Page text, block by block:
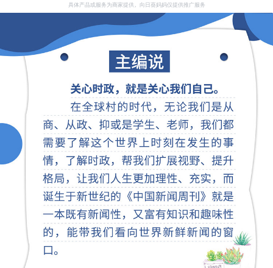
周出刊时统一发。
注意：一个月几周发几期，遇上法定节假日会有休刊
一期，正常是一个月3~5期进行正常发货
出版社： 《中国新闻周刊》杂志社
ISBN版号：CN11-5313/G2
发货政策：
1 .当月下单，下月起订，每个月底发货， 周末和法定节假
日不发货，顺延至工作日发货。后续需等每月杂志出刊后
再发货。
2.新疆、西藏每件补144元运费，港澳台、海外地区不发
物流查询：进入【向日葵妈妈学园】公众号-【我的】-
【我的订单】-点击对应商品即可查询物流进度。
具体产品或服务为商家提供，向日葵妈妈仅提供推广服务